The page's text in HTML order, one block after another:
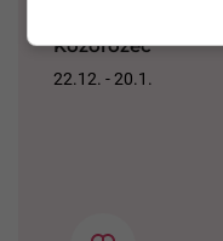
Kozorožec
22.12. - 20.1.